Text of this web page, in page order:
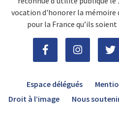
vocation d'honorer la mémoire
pour la France qu’ils
Espace délégués
Droit à l’image
Nous